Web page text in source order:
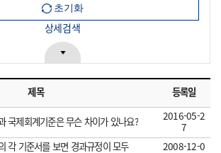
상세검색
제목 등록일
국제회계기준은 무슨 차이가 있나요?
2016-05-2
7
각 기준서를 보면 경과규정이 모두
2008-12-0